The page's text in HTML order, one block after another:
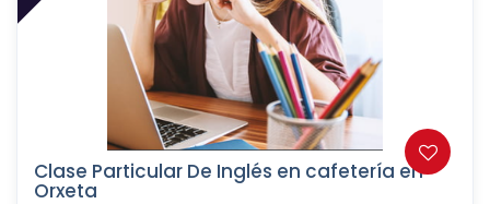
Clase Particular De Inglés en cafetería en
Orxeta